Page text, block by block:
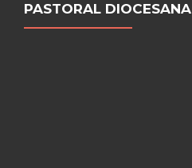
PASTORAL DIOCESANA